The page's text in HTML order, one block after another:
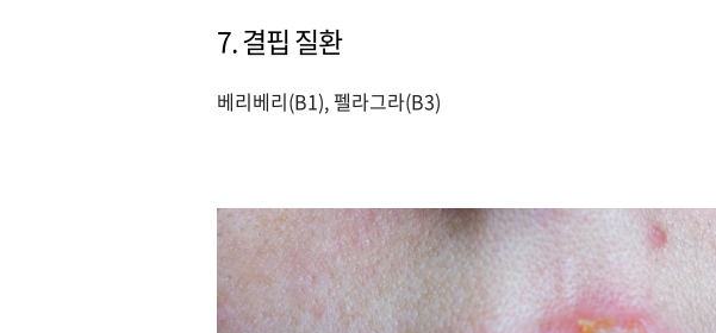
7. 결핍 질환
베리베리(B1), 펠라그라(B3)